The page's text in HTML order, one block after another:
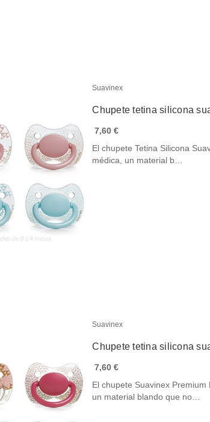
Suavinex
Chupete tetina silicona
7,60 €
El chupete Tetina Silicona
médica, un material b…
Suavinex
Chupete tetina silicona
7,60 €
El chupete Suavinex
un material blando que no…